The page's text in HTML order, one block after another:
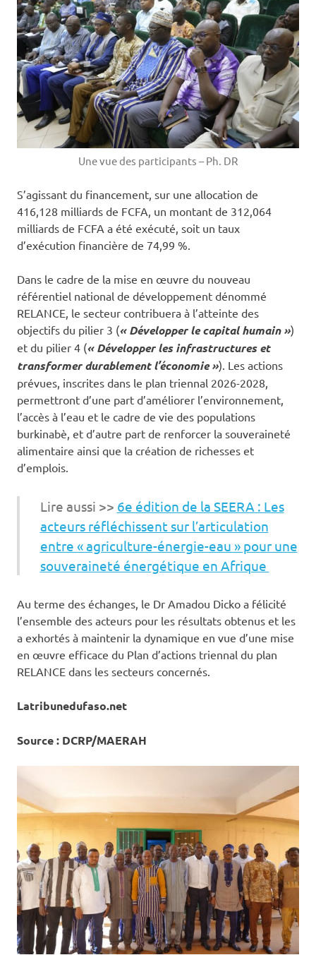
Une vue des participants – Ph. DR
S’agissant du financement, sur une allocation de
416,128 milliards de FCFA, un montant de 312,064
milliards de FCFA a été exécuté, soit un taux
d’exécution financière de 74,99 %.
Dans le cadre de la mise en œuvre du nouveau
référentiel national de développement dénommé
RELANCE, le secteur contribuera à l’atteinte des
objectifs du pilier 3 (« Développer le capital humain »)
et du pilier 4 (« Développer les infrastructures et
transformer durablement l’économie »). Les actions
prévues, inscrites dans le plan triennal 2026-2028,
permettront d’une part d’améliorer l’environnement,
l’accès à l’eau et le cadre de vie des populations
burkinabè, et d’autre part de renforcer la souveraineté
alimentaire ainsi que la création de richesses et
d’emplois.
Lire aussi >> 6e édition de la SEERA : Les
acteurs réfléchissent sur l’articulation
entre « agriculture-énergie-eau » pour une
souveraineté énergétique en Afrique
Au terme des échanges, le Dr Amadou Dicko a félicité
l’ensemble des acteurs pour les résultats obtenus et les
a exhortés à maintenir la dynamique en vue d’une mise
en œuvre efficace du Plan d’actions triennal du plan
RELANCE dans les secteurs concernés.
Latribunedufaso.net
Source : DCRP/MAERAH